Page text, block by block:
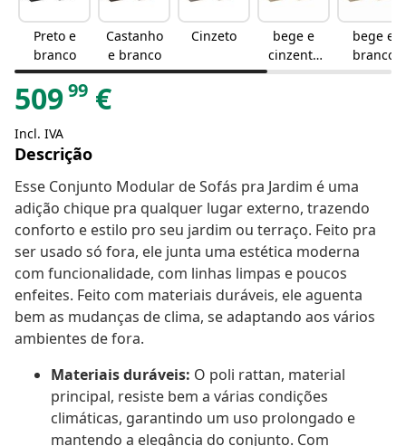
Preto e
branco
Castanho
e branco
Cinzeto
bege e
cinzento
claro
bege e
branco
50999 €
Incl. IVA
Descrição
Esse Conjunto Modular de Sofás pra Jardim é uma
adição chique pra qualquer lugar externo, trazendo
conforto e estilo pro seu jardim ou terraço. Feito pra
ser usado só fora, ele junta uma estética moderna
com funcionalidade, com linhas limpas e poucos
enfeites. Feito com materiais duráveis, ele aguenta
bem as mudanças de clima, se adaptando aos vários
ambientes de fora.
Materiais duráveis: O poli rattan, material
principal, resiste bem a várias condições
climáticas, garantindo um uso prolongado e
mantendo a elegância do conjunto. Com